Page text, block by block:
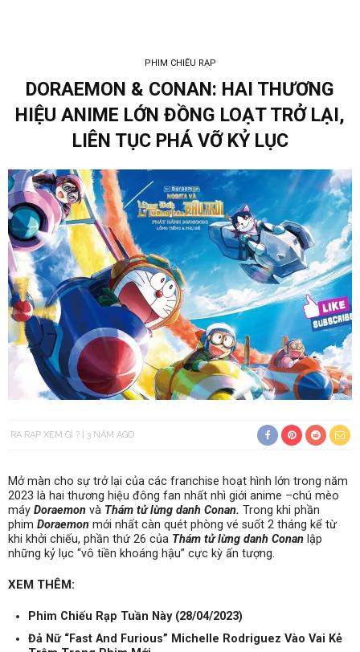
PHIM CHIẾU RẠP
DORAEMON & CONAN: HAI THƯƠNG
HIỆU ANIME LỚN ĐỒNG LOẠT TRỞ LẠI,
LIÊN TỤC PHÁ VỠ KỶ LỤC
RA RẠP XEM GÌ ? 3 NĂM AGO
Mở màn cho sự trở lại của các franchise hoạt hình lớn trong năm
2023 là hai thương hiệu đông fan nhất nhì giới anime –chú mèo
máy Doraemon và Thám tử lừng danh Conan. Trong khi phần
phim Doraemon mới nhất càn quét phòng vé suốt 2 tháng kể từ
khi khởi chiếu, phần thứ 26 của Thám tử lừng danh Conan lập
những kỷ lục “vô tiền khoáng hậu” cực kỳ ấn tượng.
XEM THÊM:
Phim Chiếu Rạp Tuần Này (28/04/2023)
Đả Nữ “Fast And Furious” Michelle Rodriguez Vào Vai Kẻ